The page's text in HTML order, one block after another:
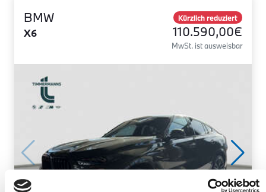
BMW
X6
Kürzlich reduziert
110.590,00€
MwSt. ist ausweisbar